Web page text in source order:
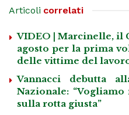
Articoli correlati
VIDEO | Marcinelle, il
agosto per la prima
delle vittime del
Vannacci debutta
Nazionale:
sulla rotta giusta”